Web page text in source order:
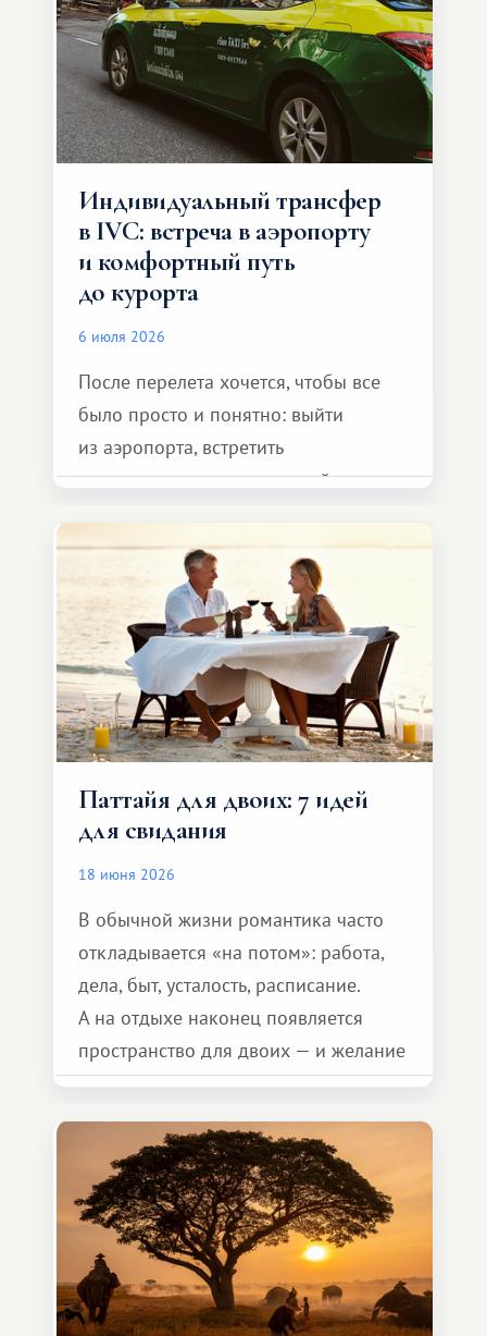
Индивидуальный трансфер
в IVC: встреча в аэропорту
и комфортный путь
до курорта
6 июля 2026
После перелета хочется, чтобы все
было просто и понятно: выйти
из аэропорта, встретить
представителя транспортной
и спокойно доехать до курорта.
Паттайя для двоих: 7 идей
для свидания
18 июня 2026
В обычной жизни романтика часто
откладывается «на потом»: работа,
дела, быт, усталость, расписание.
А на отдыхе наконец появляется
пространство для двоих — и желание
сделать для близкого человека что-то
особенное. Не обязательно
масштабное, но тёплое
и запоминающееся :)